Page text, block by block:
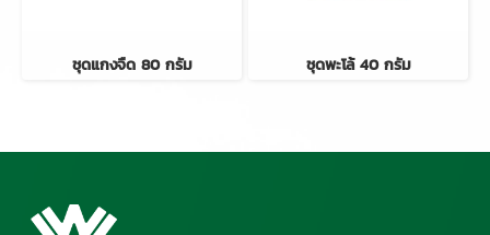
ชุดแกงจืด 80 กรัม ชุดพะโล้ 40 กรัม